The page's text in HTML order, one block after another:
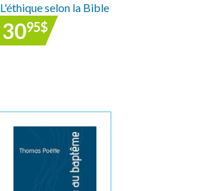
3095$
L'éthique selon la Bible